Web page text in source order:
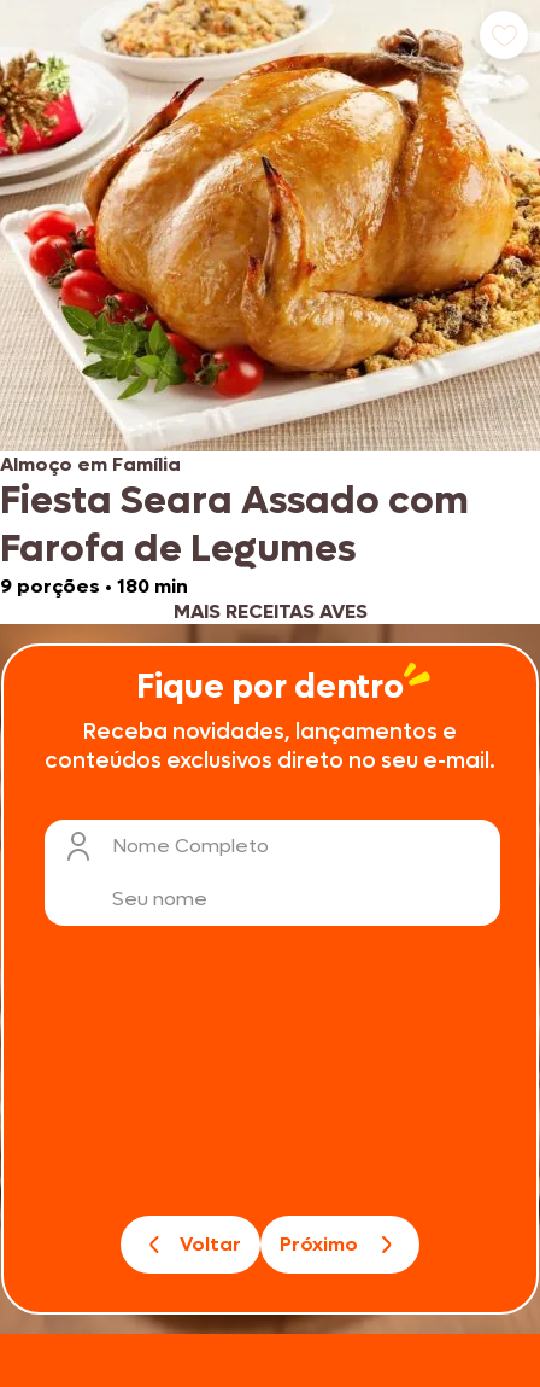
Almoço em Família
Fiesta Seara Assado com
Farofa de Legumes
9 porções • 180 min
MAIS RECEITAS AVES
Fique por dentro
Receba novidades, lançamentos e
conteúdos exclusivos direto no seu e-mail.
Nome Completo
Voltar Próximo